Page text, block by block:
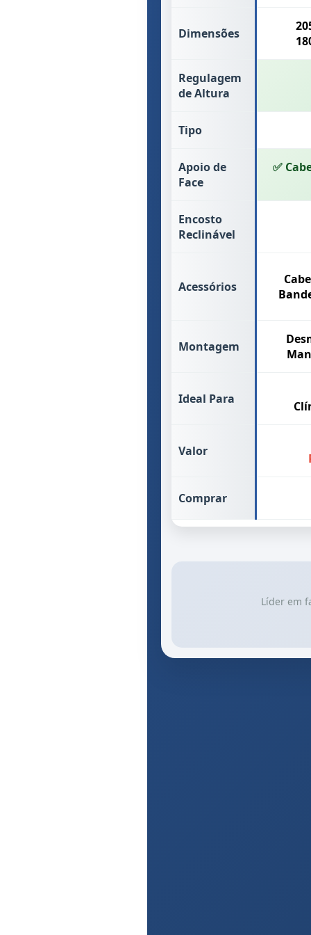
Dimensões
Regulagem
de Altura
Tipo
Apoio de
Face
✅
Encosto
Reclinável
Acessórios
Montagem
Ideal Para
Valor
Comprar
Líder em